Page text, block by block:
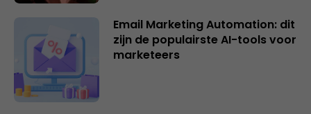
Email Marketing Automation: dit
zijn de populairste AI-tools voor
marketeers